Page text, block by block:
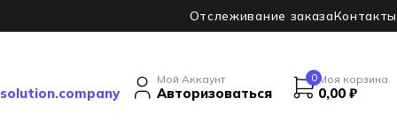
Отслеживание заказаКонтакты
Мой Аккаунт
Авторизоваться
0 Моя корзина
0,00 ₽